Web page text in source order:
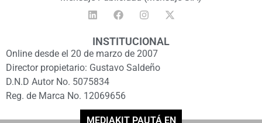
INSTITUCIONAL
Online desde el 20 de marzo de 2007
Director propietario: Gustavo Saldeño
D.N.D Autor No. 5075834
Reg. de Marca No. 12069656
MEDIAKIT PAUTÁ EN